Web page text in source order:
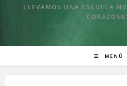
LLEVAMOS UNA ESCUELA
MENÚ